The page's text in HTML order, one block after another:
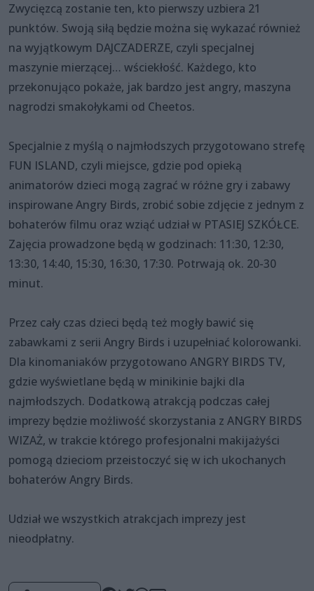
Zwycięzcą zostanie ten, kto pierwszy uzbiera 21
punktów. Swoją siłą będzie można się wykazać również
na wyjątkowym DAJCZADERZE, czyli specjalnej
maszynie mierzącej… wściekłość. Każdego, kto
przekonująco pokaże, jak bardzo jest angry, maszyna
nagrodzi smakołykami od Cheetos.
Specjalnie z myślą o najmłodszych przygotowano strefę
FUN ISLAND, czyli miejsce, gdzie pod opieką
animatorów dzieci mogą zagrać w różne gry i zabawy
inspirowane Angry Birds, zrobić sobie zdjęcie z jednym z
bohaterów filmu oraz wziąć udział w PTASIEJ SZKÓŁCE.
Zajęcia prowadzone będą w godzinach: 11:30, 12:30,
13:30, 14:40, 15:30, 16:30, 17:30. Potrwają ok. 20-30
minut.
Przez cały czas dzieci będą też mogły bawić się
zabawkami z serii Angry Birds i uzupełniać kolorowanki.
Dla kinomaniaków przygotowano ANGRY BIRDS TV,
gdzie wyświetlane będą w minikinie bajki dla
najmłodszych. Dodatkową atrakcją podczas całej
imprezy będzie możliwość skorzystania z ANGRY BIRDS
WIZAŻ, w trakcie którego profesjonalni makijażyści
pomogą dzieciom przeistoczyć się w ich ukochanych
bohaterów Angry Birds.
Udział we wszystkich atrakcjach imprezy jest
nieodpłatny.